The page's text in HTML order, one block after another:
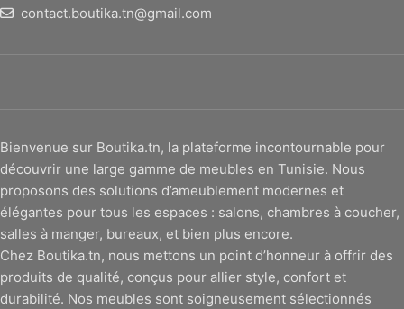
contact.boutika.tn@gmail.com
Bienvenue sur Boutika.tn, la plateforme incontournable pour
découvrir une large gamme de meubles en Tunisie. Nous
proposons des solutions d’ameublement modernes et
élégantes pour tous les espaces : salons, chambres à coucher,
salles à manger, bureaux, et bien plus encore.
Chez Boutika.tn, nous mettons un point d’honneur à offrir des
produits de qualité, conçus pour allier style, confort et
durabilité. Nos meubles sont soigneusement sélectionnés